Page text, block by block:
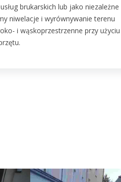
brukarskich lub jako niezależne
niwelacje i wyrównywanie terenu
i wąskoprzestrzenne przy użyciu